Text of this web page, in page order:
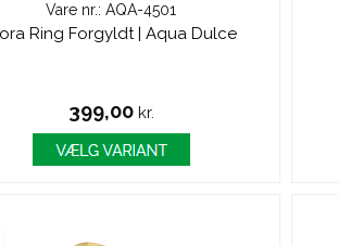
Vare nr.: AQA-4501
Ring Forgyldt | Aqua Dulce
399,00 kr.